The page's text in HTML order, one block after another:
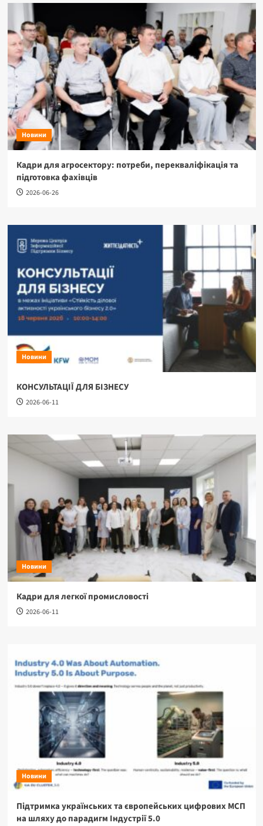
Новини
Кадри для агросектору: потреби, перекваліфікація та
підготовка фахівців
2026-06-26
Новини
КОНСУЛЬТАЦІЇ ДЛЯ БІЗНЕСУ
2026-06-11
Новини
Кадри для легкої промисловості
2026-06-11
Новини
Підтримка українських та європейських цифрових МСП
на шляху до парадигм Індустрії 5.0